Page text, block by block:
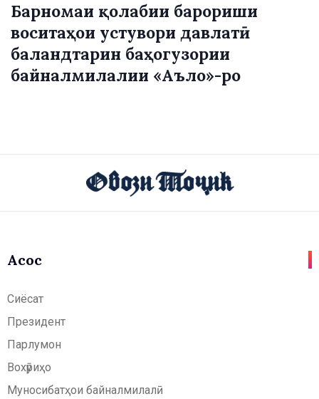
Барномаи қолабии барориши
воситаҳои устувори давлатӣ
баландтарин баҳогузории
байналмилалии «Аъло»-ро
Асосӣ
Сиёсат
Президент
Парлумон
Вохӯриҳо
Муносибатҳои байналмилалӣ